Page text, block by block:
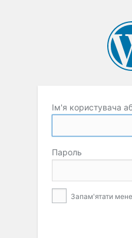
Ім'я користувача
Пароль
Запам'ятати мене